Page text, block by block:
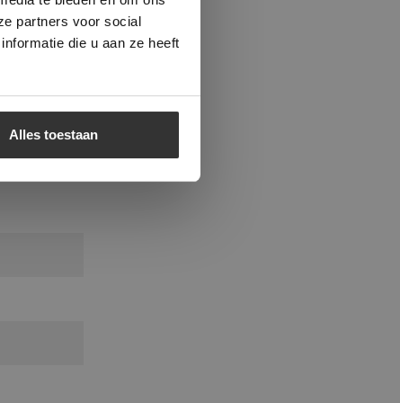
partners voor social
die u aan ze heeft
Alles toestaan
dus veel
dient vrij